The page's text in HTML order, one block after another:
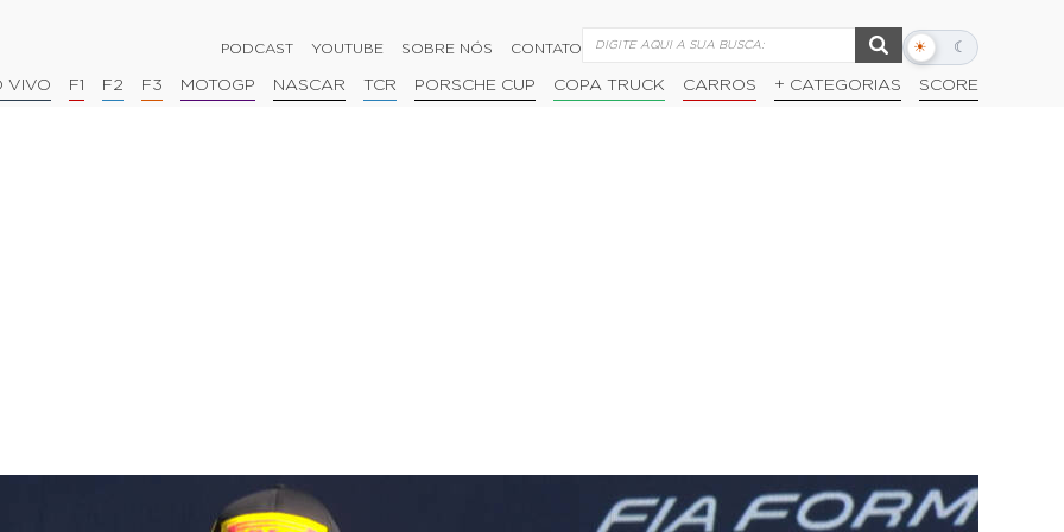
PODCAST YOUTUBE SOBRE NÓS CONTATO ☀ ☾
Alternar
escuro
VIVO F1 F2 F3 MOTOGP NASCAR TCR PORSCHE CUP COPA TRUCK CARROS + CATEGORIAS SCORE